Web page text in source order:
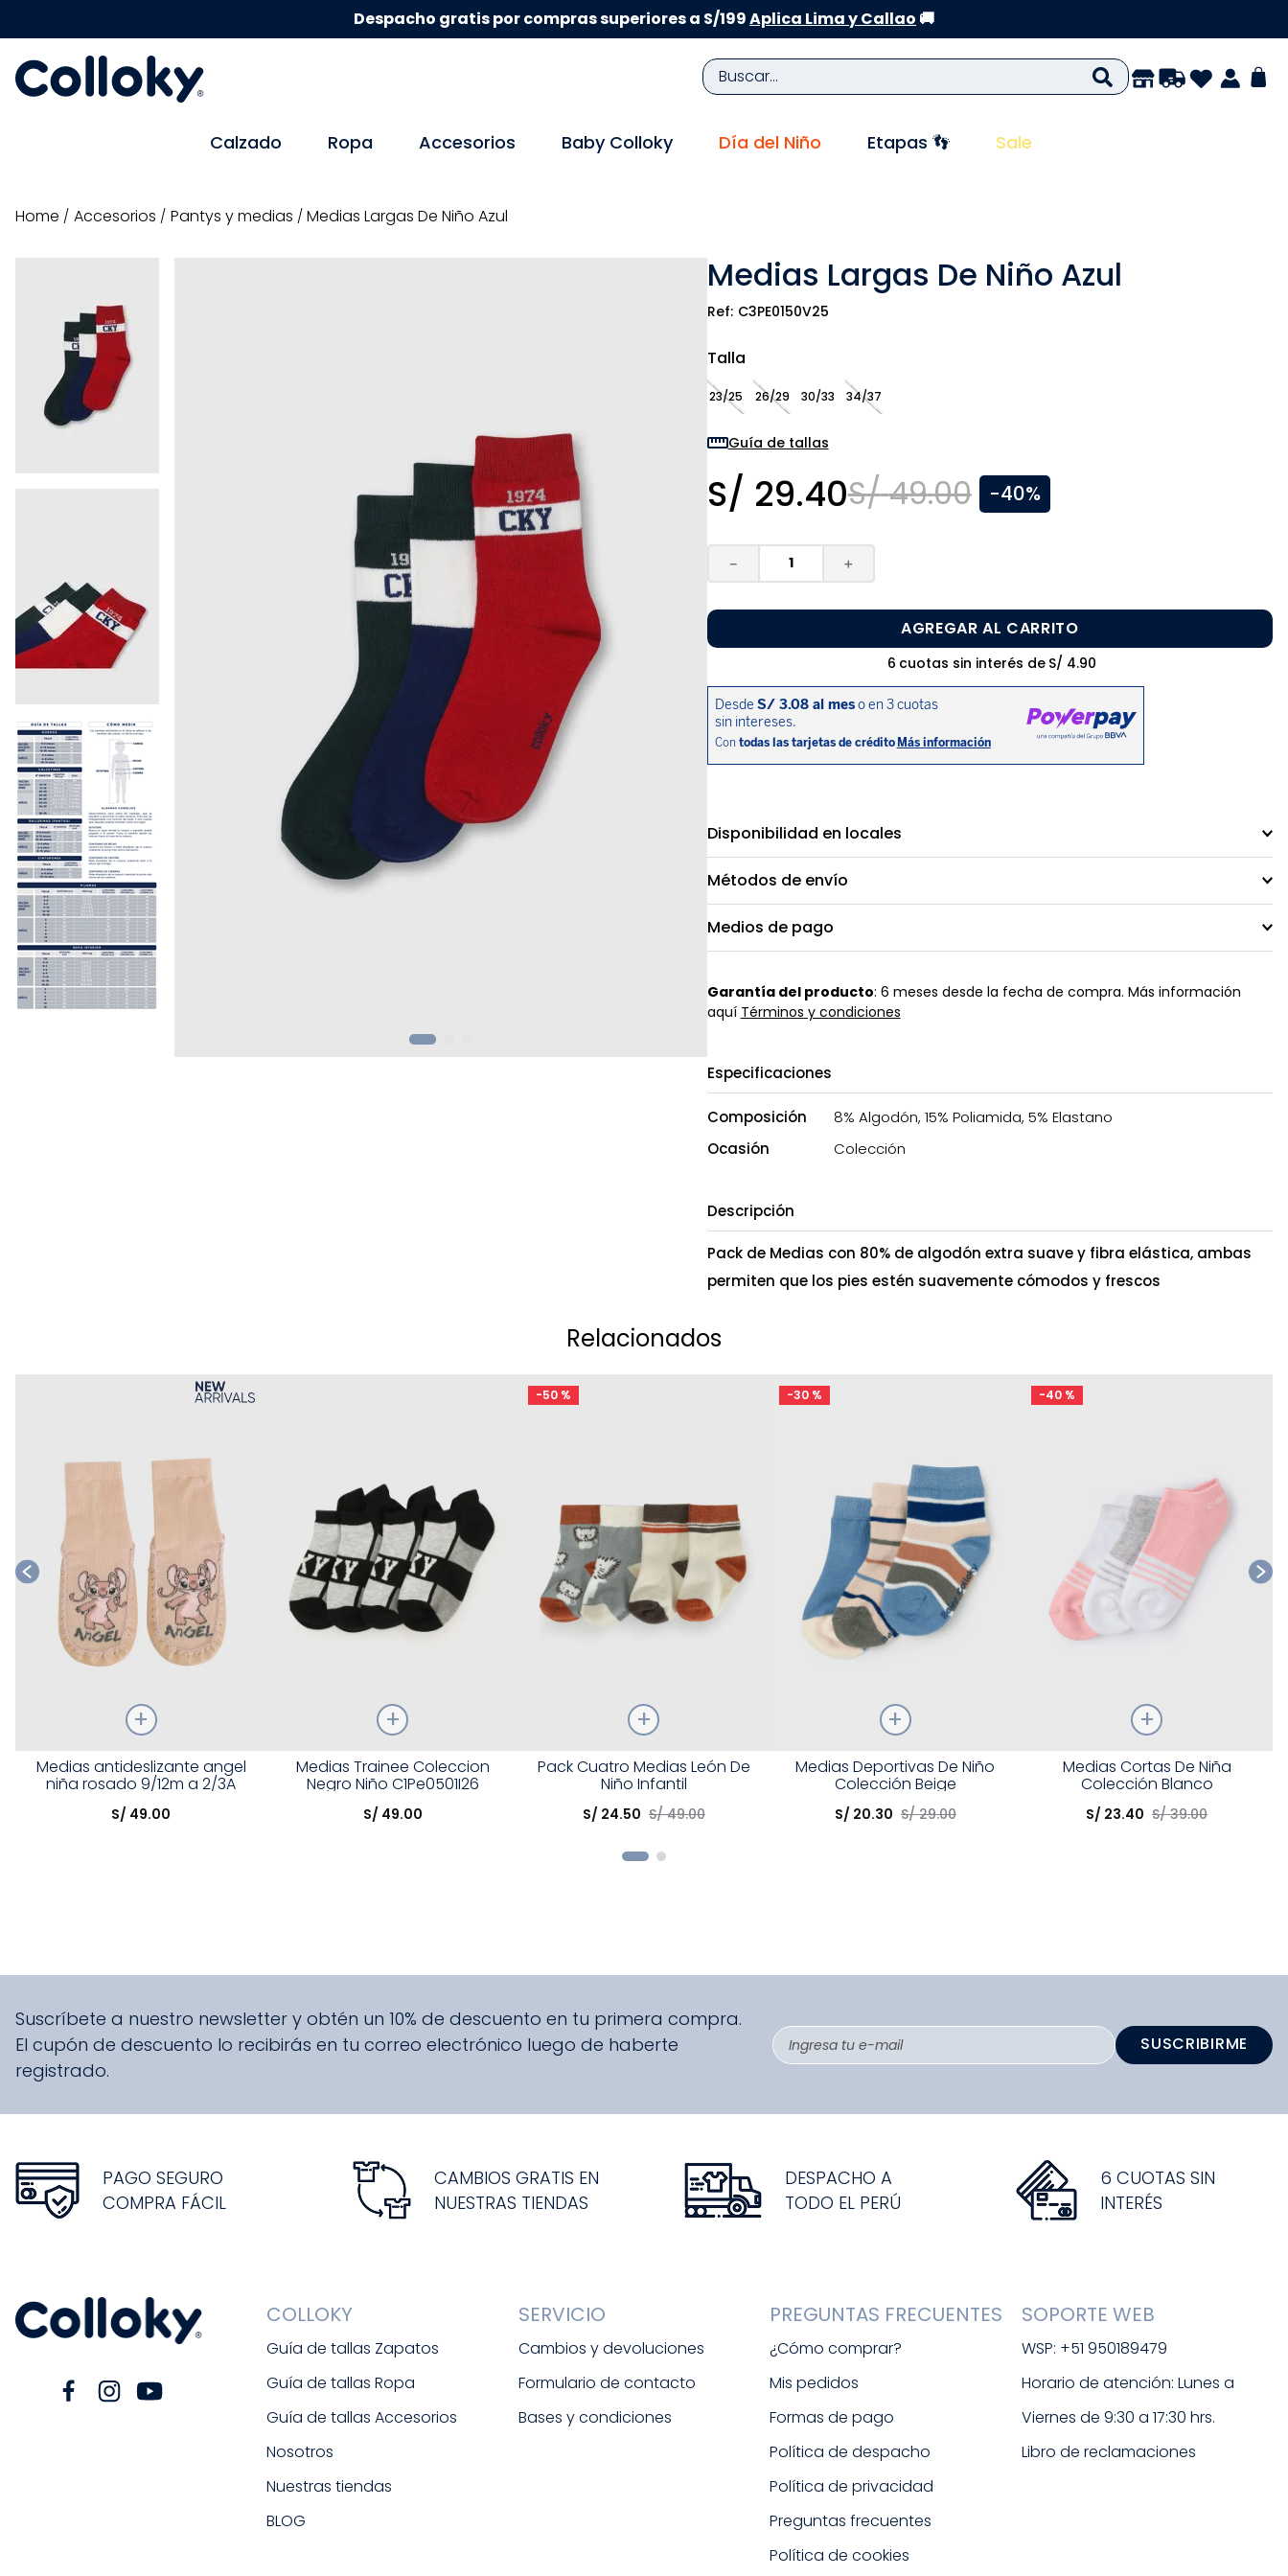
Despacho gratis por compras superiores a S/199Aplica Lima y Callao 🚚
Buscar...
Calzado Ropa Accesorios Baby Colloky Día del Niño Etapas 👣 Sale
accesorios pantys y medias Medias Largas De Niño Azul
Medias Largas De Niño Azul
C3PE0150V25
Talla
23/25 26/29 30/33 34/37
Guía de tallas
S/ 29.40S/ 49.00 -40%
＋
－
AGREGAR AL CARRITO
6 cuotas sin interés de S/ 4.90
Disponibilidad en locales
Métodos de envío
Medios de pago
Garantía del producto: 6 meses desde la fecha de compra. Más información
aquí Términos y condiciones
Especificaciones
Composición
8% Algodón, 15% Poliamida, 5% Elastano
Ocasión
Colección
Descripción
Pack de Medias con 80% de algodón extra suave y fibra elástica, ambas
permiten que los pies estén suavemente cómodos y frescos
Relacionados
Talla
Elige una opción
Medias antideslizante angel
niña rosado 9/12m a 2/3A
S/ 49.00
Talla
Elige una opción
Medias Trainee Coleccion
Negro Niño C1Pe0501I26
S/ 49.00
-50 %
Talla
Elige una opción
Pack Cuatro Medias León De
Niño Infantil
S/ 24.50 S/ 49.00
-30 %
Talla
Elige una opción
Medias Deportivas De Niño
Colección Beige
S/ 20.30 S/ 29.00
-40 %
Elige una opción
Medias Cortas De Niña
Colección Blanco
S/ 23.40 S/ 39.00
Suscríbete a nuestro newsletter y obtén un 10% de descuento en tu primera compra.
El cupón de descuento lo recibirás en tu correo electrónico luego de haberte
registrado.
SUSCRIBIRME
PAGO SEGURO
COMPRA FÁCIL
CAMBIOS GRATIS EN
NUESTRAS TIENDAS
DESPACHO A
TODO EL PERÚ
6 CUOTAS SIN
INTERÉS
COLLOKY
Guía de tallas Zapatos
Guía de tallas Ropa
Guía de tallas Accesorios
Nosotros
Nuestras tiendas
BLOG
SERVICIO
Cambios y devoluciones
Formulario de contacto
Bases y condiciones
PREGUNTAS FRECUENTES
¿Cómo comprar?
Mis pedidos
Formas de pago
Política de despacho
Política de privacidad
Preguntas frecuentes
Política de cookies
SOPORTE WEB
WSP: +51 950189479
Horario de atención: Lunes a
Viernes de 9:30 a 17:30 hrs.
Libro de reclamaciones
TÉRMINOS MÁS BUSCADOS
9.
zapatos niña